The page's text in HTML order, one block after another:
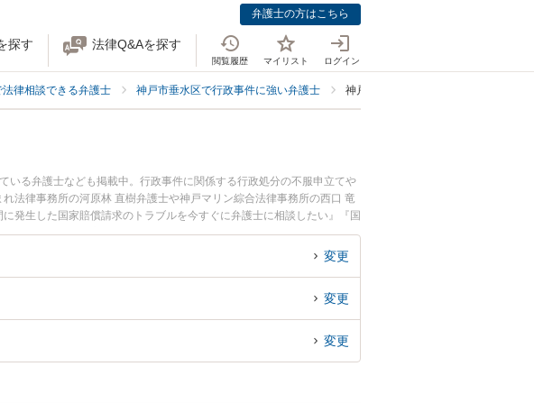
弁護士の方はこちら
探す 法律Q&Aを探す
閲覧履歴 マイリスト ログイン
法律相談できる弁護士 神戸市垂水区で行政事件に強い弁護士 神戸市垂水区で国家賠償請求に強い弁
る弁護士なども掲載中。行政事件に関係する行政処分の不服申立てや
法律事務所の河原林 直樹弁護士や神戸マリン綜合法律事務所の西口 竜
発生した国家賠償請求のトラブルを今すぐに弁護士に相談したい』『国
相談できる神戸市垂水区内の弁護士に相談予約したい』などでお困りの
変更
変更
変更